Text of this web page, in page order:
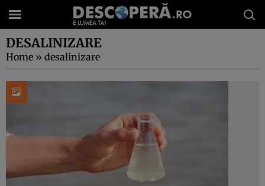
DESALINIZARE
Home » desalinizare